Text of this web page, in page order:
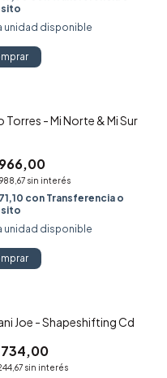
unidad disponible
Torres - Mi Norte & Mi Sur
sin interés
con Transferencia o
unidad disponible
Joe - Shapeshifting Cd
sin interés